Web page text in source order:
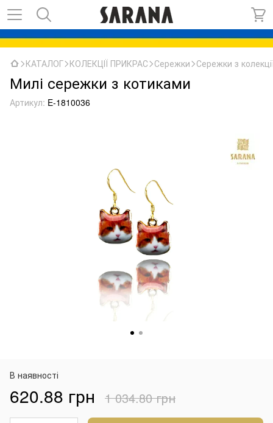
КАТАЛОГ КОЛЕКЦІЇ ПРИКРАС Сережки Сережки з
Милі сережки з котиками
Артикул: E-1810036
В наявності
620.88 грн 1 034.80 грн